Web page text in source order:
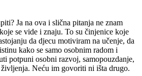
Ja na ova i slična pitanja ne znam
se vide i znaju. To su činjenice koje
da djecu motiviram na učenje, da
kako se samo osobnim radom i
potpuni osobni razvoj, samopouzdanje,
življenja. Neću im govoriti ni išta drugo.